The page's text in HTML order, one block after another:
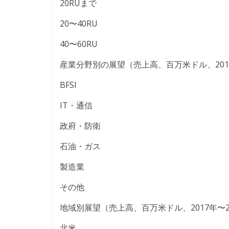
20RUまで
20〜40RU
40〜60RU
産業分野別の展望（売上高、百万米ドル、
BFSI
IT・通信
政府・防衛
石油・ガス
製造業
その他
地域別展望（売上高、百万米ドル、2017年〜